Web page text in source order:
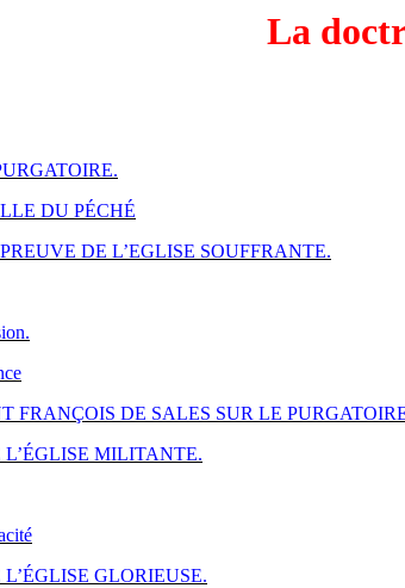
La
DU PÉCHÉ
DE L’EGLISE SOUFFRANTE.
FRANÇOIS DE SALES SUR LE
L’ÉGLISE MILITANTE.
GLORIEUSE.